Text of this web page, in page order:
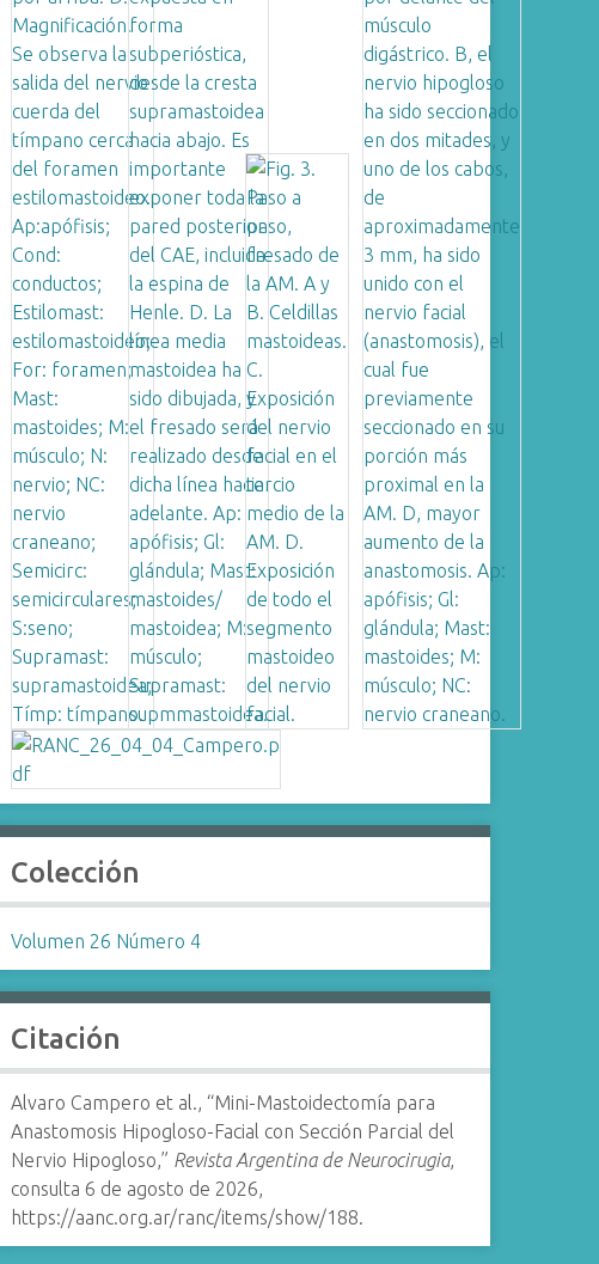
Colección
Volumen 26 Número 4
Citación
Alvaro Campero et al., “Mini-Mastoidectomía para
Anastomosis Hipogloso-Facial con Sección Parcial del
Nervio Hipogloso,” Revista Argentina de Neurocirugia,
consulta 6 de agosto de 2026,
https://aanc.org.ar/ranc/items/show/188.